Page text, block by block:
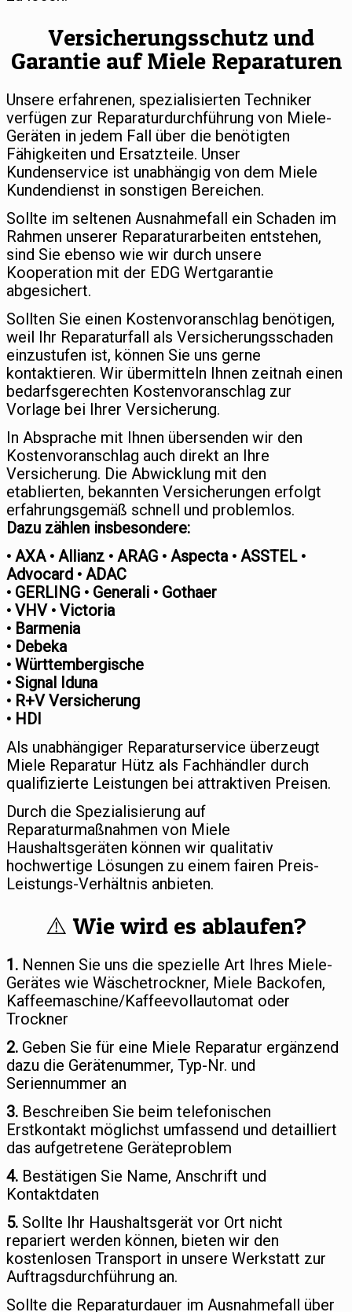
Versicherungsschutz und
Garantie auf Miele Reparaturen
Unsere erfahrenen, spezialisierten Techniker
verfügen zur Reparaturdurchführung von Miele-
Geräten in jedem Fall über die benötigten
Fähigkeiten und Ersatzteile. Unser
Kundenservice ist unabhängig von dem Miele
Kundendienst in sonstigen Bereichen.
Sollte im seltenen Ausnahmefall ein Schaden im
Rahmen unserer Reparaturarbeiten entstehen,
sind Sie ebenso wie wir durch unsere
Kooperation mit der EDG Wertgarantie
abgesichert.
Sollten Sie einen Kostenvoranschlag benötigen,
weil Ihr Reparaturfall als Versicherungsschaden
einzustufen ist, können Sie uns gerne
kontaktieren. Wir übermitteln Ihnen zeitnah einen
bedarfsgerechten Kostenvoranschlag zur
Vorlage bei Ihrer Versicherung.
In Absprache mit Ihnen übersenden wir den
Kostenvoranschlag auch direkt an Ihre
Versicherung. Die Abwicklung mit den
etablierten, bekannten Versicherungen erfolgt
erfahrungsgemäß schnell und problemlos.
Dazu zählen insbesondere:
• AXA • Allianz • ARAG • Aspecta • ASSTEL •
Advocard • ADAC
• GERLING • Generali • Gothaer
• VHV • Victoria
• Barmenia
• Debeka
• Württembergische
• Signal Iduna
• R+V Versicherung
• HDI
Als unabhängiger Reparaturservice überzeugt
Miele Reparatur Hütz als Fachhändler durch
qualifizierte Leistungen bei attraktiven Preisen.
Durch die Spezialisierung auf
Reparaturmaßnahmen von Miele
Haushaltsgeräten können wir qualitativ
hochwertige Lösungen zu einem fairen Preis-
Leistungs-Verhältnis anbieten.
⚠️ Wie wird es ablaufen?
1. Nennen Sie uns die spezielle Art Ihres Miele-
Gerätes wie Wäschetrockner, Miele Backofen,
Kaffeemaschine/Kaffeevollautomat oder
Trockner
2. Geben Sie für eine Miele Reparatur ergänzend
dazu die Gerätenummer, Typ-Nr. und
Seriennummer an
3. Beschreiben Sie beim telefonischen
Erstkontakt möglichst umfassend und detailliert
das aufgetretene Geräteproblem
4. Bestätigen Sie Name, Anschrift und
Kontaktdaten
5. Sollte Ihr Haushaltsgerät vor Ort nicht
repariert werden können, bieten wir den
kostenlosen Transport in unsere Werkstatt zur
Auftragsdurchführung an.
Sollte die Reparaturdauer im Ausnahmefall über